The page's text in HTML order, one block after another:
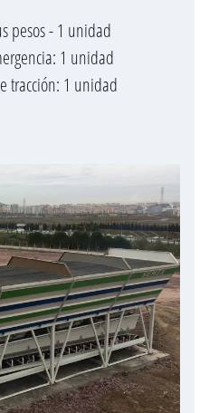
pesos - 1 unidad
1 unidad
tracción: 1 unidad